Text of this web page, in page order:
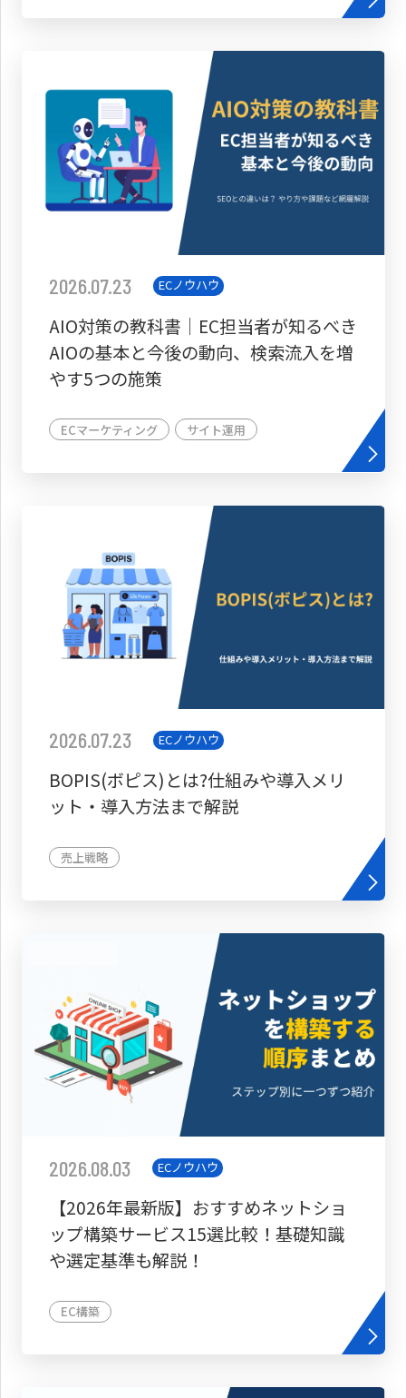
2026.07.23 ECノウハウ
AIO対策の教科書│EC担当者が知るべき
AIOの基本と今後の動向、検索流入を増
やす5つの施策
ECマーケティング サイト運用
2026.07.23 ECノウハウ
BOPIS(ボピス)とは?仕組みや導入メリ
ット・導入方法まで解説
売上戦略
2026.08.03 ECノウハウ
【2026年最新版】おすすめネットショ
ップ構築サービス15選比較！基礎知識
や選定基準も解説！
EC構築